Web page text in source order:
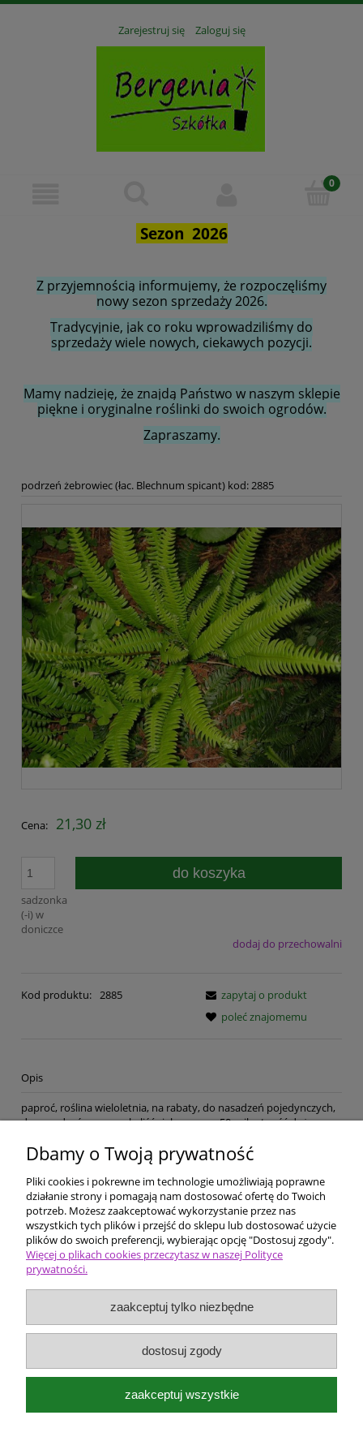
Zarejestruj się Zaloguj się
Sezon 2026
Z przyjemnością informujemy, że rozpoczęliśmy
nowy sezon sprzedaży 2026.
Tradycyjnie, jak co roku wprowadziliśmy do
sprzedaży wiele nowych, ciekawych pozycji.
Mamy nadzieję, że znajdą Państwo w naszym sklepie
piękne i oryginalne roślinki do swoich ogrodów.
Zapraszamy.
podrzeń żebrowiec (łac. Blechnum spicant) kod: 2885
Cena: 21,30 zł
sadzonka
(-i) w
doniczce
do koszyka
dodaj do przechowalni
Kod produktu: 2885
zapytaj o produkt
poleć znajomemu
Opis
paproć, roślina wieloletnia, na rabaty, do nasadzeń pojedynczych,
do nasadzeń w grupach, liść zielony, wys. 50, wilgotność duża,
przeciętna, kwaśna, mrozoodporność nikła,
Pomoc
Dostawa i płatności
Ceny i rodzaje zakupów
O firmie
Kokotów 574
32-002 Węgrzce Wielkie k/Krakowa
Dbamy o Twoją prywatność
Pliki cookies i pokrewne im technologie umożliwiają poprawne
działanie strony i pomagają nam dostosować ofertę do Twoich
potrzeb. Możesz zaakceptować wykorzystanie przez nas
wszystkich tych plików i przejść do sklepu lub dostosować użycie
plików do swoich preferencji, wybierając opcję "Dostosuj zgody".
Więcej o plikach cookies przeczytasz w naszej Polityce
prywatności.
zaakceptuj tylko niezbędne
dostosuj zgody
zaakceptuj wszystkie